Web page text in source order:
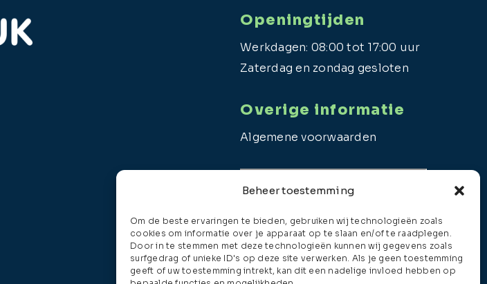
Beheer toestemming
Om de beste ervaringen te bieden, gebruiken wij technologieën zoals
cookies om informatie over je apparaat op te slaan en/of te raadplegen.
Door in te stemmen met deze technologieën kunnen wij gegevens zoals
surfgedrag of unieke ID's op deze site verwerken. Als je geen toestemming
geeft of uw toestemming intrekt, kan dit een nadelige invloed hebben op
Openingtijden
Werkdagen: 08:00 tot 17:00 uur
Zaterdag en zondag gesloten
Overige informatie
Algemene voorwaarden